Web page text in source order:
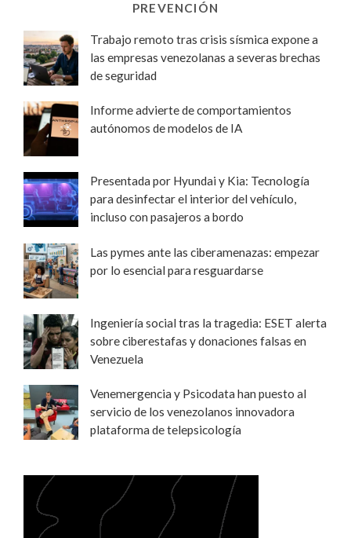
PREVENCIÓN
Trabajo remoto tras crisis sísmica expone a
las empresas venezolanas a severas brechas
de seguridad
Informe advierte de comportamientos
autónomos de modelos de IA
Presentada por Hyundai y Kia: Tecnología
para desinfectar el interior del vehículo,
incluso con pasajeros a bordo
Las pymes ante las ciberamenazas: empezar
por lo esencial para resguardarse
Ingeniería social tras la tragedia: ESET alerta
sobre ciberestafas y donaciones falsas en
Venezuela
Venemergencia y Psicodata han puesto al
servicio de los venezolanos innovadora
plataforma de telepsicología